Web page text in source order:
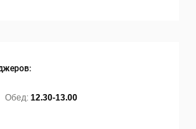
Обед: 12.30-13.00